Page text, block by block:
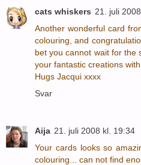
cats whiskers 21. juli
Another wonderful card
colouring, and
bet you cannot wait for the
your fantastic creations
Hugs Jacqui xxxx
Svar
Aija 21. juli 2008 kl. 19:34
Your cards looks so
colouring... can not find